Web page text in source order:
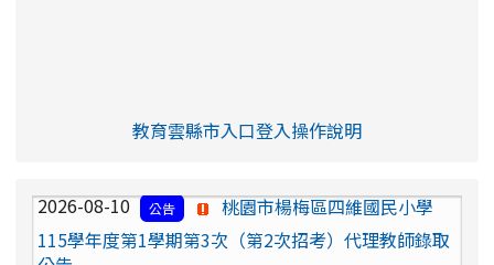
link to https://eliteracy.edu.tw/Shorts/
教育雲縣市入口登入操作說明
公告
2026-08-07
公告
桃園市楊梅區四維國民小學